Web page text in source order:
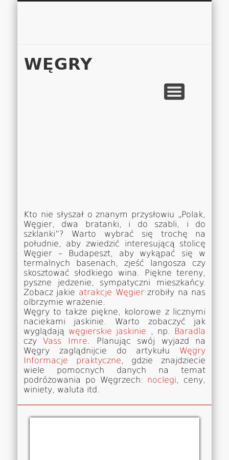
O NAS
EUROPA A-M
EUROPA N-Z
AZJA
AFRYKA
AMERYKA
OCEANIA
MAPA
WSPÓŁPRACA
KONTAKT
WĘGRY
Kto nie słyszał o znanym przysłowiu „Polak,
Węgier, dwa bratanki, i do szabli, i do
szklanki”? Warto wybrać się trochę na
południe, aby zwiedzić interesującą stolicę
Węgier – Budapeszt, aby wykąpać się w
termalnych basenach, zjeść langosza czy
skosztować słodkiego wina. Piękne tereny,
pyszne jedzenie, sympatyczni mieszkańcy.
Zobacz jakie atrakcje Węgierzrobiły na nas
olbrzymie wrażenie.
Węgry to także piękne, kolorowe z licznymi
naciekami jaskinie. Warto zobaczyć jak
wyglądają węgierskie jaskinie , np. Baradla
czyVass Imre. Planując swój wyjazd na
Węgry zaglądnijcie do artykułu Węgry
Informacje praktyczne, gdzie znajdziecie
wiele pomocnych danych na temat
podróżowania po Węgrzech: noclegi, ceny,
winiety, waluta itd.